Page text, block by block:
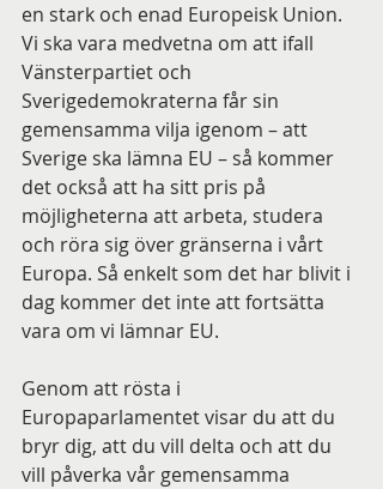
en stark och enad Europeisk Union.
Vi ska vara medvetna om att ifall
Vänsterpartiet och
Sverigedemokraterna får sin
gemensamma vilja igenom – att
Sverige ska lämna EU – så kommer
det också att ha sitt pris på
möjligheterna att arbeta, studera
och röra sig över gränserna i vårt
Europa. Så enkelt som det har blivit i
dag kommer det inte att fortsätta
vara om vi lämnar EU.
Genom att rösta i
Europaparlamentet visar du att du
bryr dig, att du vill delta och att du
vill påverka vår gemensamma